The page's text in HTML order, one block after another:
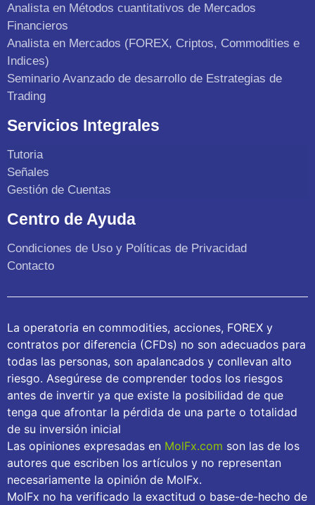
Analista en Métodos cuantitativos de Mercados
Financieros
Analista en Mercados (FOREX, Criptos, Commodities e
Indices)
Seminario Avanzado de desarrollo de Estrategias de
Trading
Servicios Integrales
Tutoria
Señales
Gestión de Cuentas
Centro de Ayuda
Condiciones de Uso y Políticas de Privacidad
Contacto
La operatoria en commodities, acciones, FOREX y
contratos por diferencia (CFDs) no son adecuados para
todas las personas, son apalancados y conllevan alto
riesgo. Asegúrese de comprender todos los riesgos
antes de invertir ya que existe la posibilidad de que
tenga que afrontar la pérdida de una parte o totalidad
de su inversión inicial
Las opiniones expresadas en MolFx.com son las de los
autores que escriben los artículos y no representan
necesariamente la opinión de MolFx.
MolFx no ha verificado la exactitud o base-de-hecho de